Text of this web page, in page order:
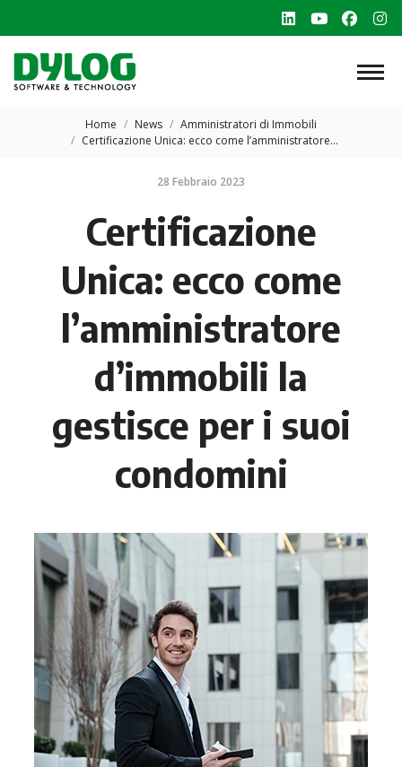
Linkedin
new
YouTube
opensopens
Home News
Amministratori di Immobili
Certificazione Unica: ecco come l’amministratore…
28 Febbraio 2023
Certificazione
Unica: ecco come
l’amministratore
d’immobili la
gestisce per i suoi
condomini